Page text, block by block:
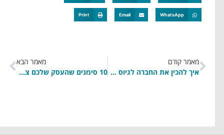
WhatsApp
Email
Print
מאמר קודם
איך להכין את החברה לגיוס השקעה עם דוחות פיננסיים מקצועיים ותכנון אסטרטגי
מאמר הבא
10 סימנים שהעסק שלכם צריך CFO חיצוני